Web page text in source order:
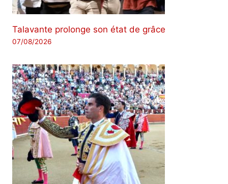
Talavante prolonge son état de grâce
07/08/2026